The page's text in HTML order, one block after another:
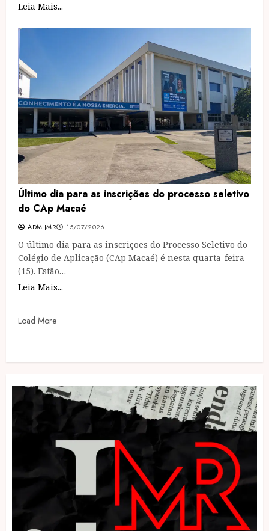
Leia Mais...
Último dia para as inscrições do processo seletivo
do CAp Macaé
ADM JMR 15/07/2026
O último dia para as inscrições do Processo Seletivo do
Colégio de Aplicação (CAp Macaé) é nesta quarta-feira
(15). Estão…
Leia Mais...
Load More